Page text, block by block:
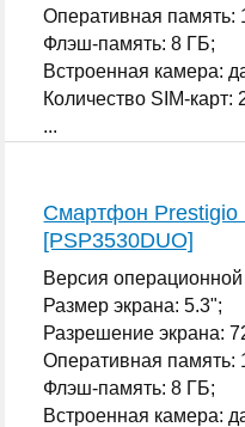
Оперативная память:
Флэш-память: 8 ГБ;
Встроенная камера:
Количество SIM-карт:
...
Смартфон Prestigio
[PSP3530DUO]
Версия
Размер экрана: 5.3";
Разрешение экрана:
Оперативная память:
Флэш-память: 8 ГБ;
Встроенная камера: